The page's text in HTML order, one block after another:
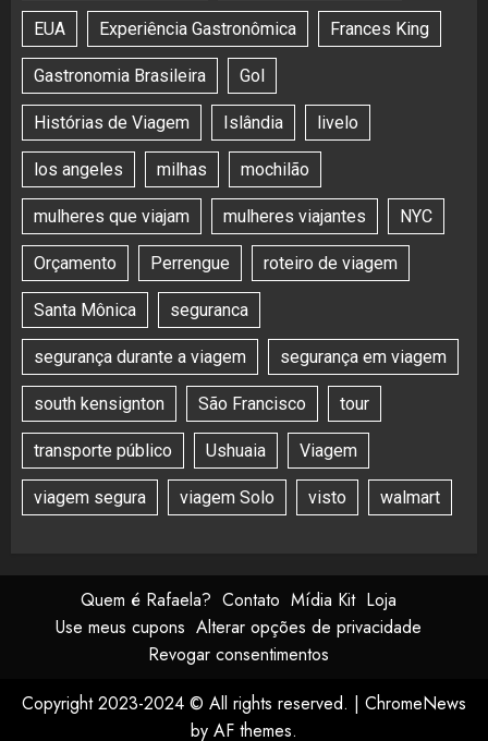
EUA Experiência Gastronômica Frances King
Gastronomia Brasileira Gol
Histórias de Viagem Islândia livelo
los angeles milhas mochilão
mulheres que viajam mulheres viajantes NYC
Orçamento Perrengue roteiro de viagem
Santa Mônica seguranca
segurança durante a viagem segurança em viagem
south kensignton São Francisco tour
transporte público Ushuaia Viagem
viagem segura viagem Solo visto walmart
Quem é Rafaela? Contato Mídia Kit Loja
Use meus cupons Alterar opções de privacidade
Revogar consentimentos
Copyright 2023-2024 © All rights reserved. | ChromeNews
by AF themes.